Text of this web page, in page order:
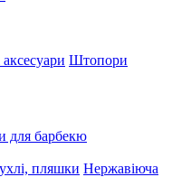
Штопори
для барбекю
пляшки Нержавіюча